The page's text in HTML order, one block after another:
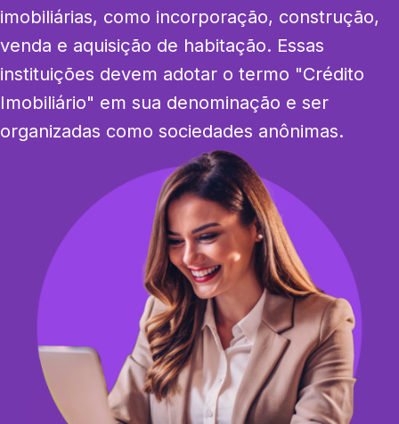
imobiliárias, como incorporação, construção,
venda e aquisição de habitação. Essas
instituições devem adotar o termo "Crédito
Imobiliário" em sua denominação e ser
organizadas como sociedades anônimas.